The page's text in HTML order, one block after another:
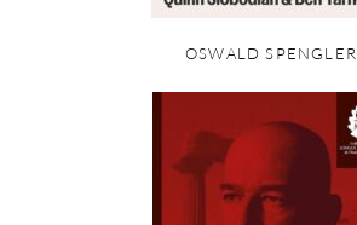
OSWALD SPENGLER